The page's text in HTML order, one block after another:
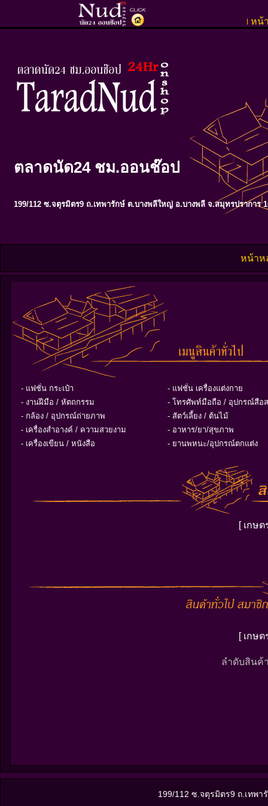
l หน้
ตลาดนัด24 ชม.ออนช๊อป
199/112 ซ.จตุรมิตร9 ถ.เทพารักษ์ ต.บางพลีใหญ่ อ.บางพลี จ.สมุทรปราการ
หน้าห
- แฟชั่น กระเป๋า
- แฟชั่น เครื่องแต่งกาย
- งานฝีมือ / หัตถกรรม
- โทรศัพท์มือถือ / อุปกรณ์สือ
- กล้อง / อุปกรณ์ถ่ายภาพ
- สัตว์เลี้ยง / ต้นไม้
- เครื่องสำอางค์ / ความสวยงาม
- อาหาร/ยา/สุขภาพ
- เครื่องเขียน / หนังสือ
- ยานพหนะ/อุปกรณ์ตกแต่ง
[ เกษ
[ เกษ
ลำดับสินค้
199/112 ซ.จตุรมิตร9 ถ.เทพ